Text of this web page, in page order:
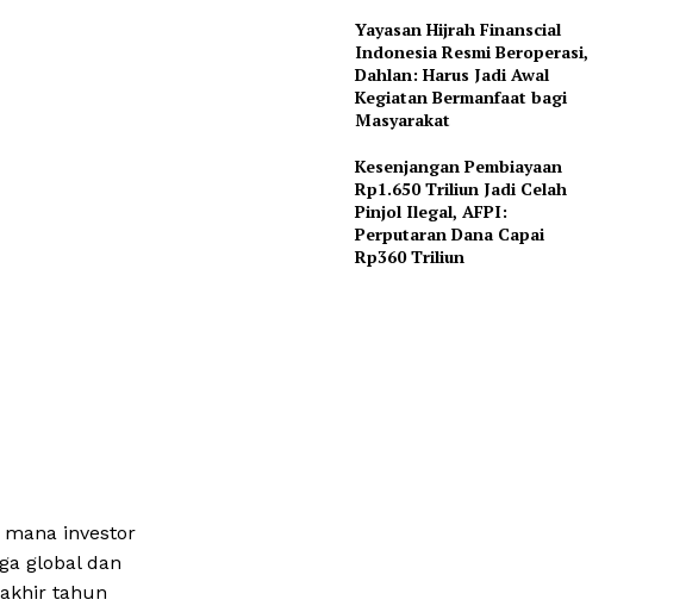
investor
global dan
tahun
Yayasan Hijrah Finanscial
Indonesia Resmi Beroperasi,
Dahlan: Harus Jadi Awal
Kegiatan Bermanfaat bagi
Masyarakat
Kesenjangan Pembiayaan
Rp1.650 Triliun Jadi Celah
Pinjol Ilegal, AFPI:
Perputaran Dana Capai
Rp360 Triliun